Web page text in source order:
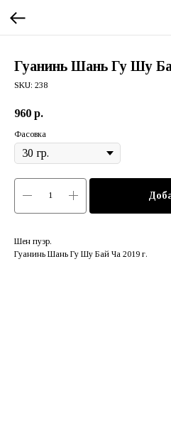
Гуанинь Шань Гу Шу
SKU: 238
960 р.
Фасовка
Шен пуэр.
Гуанинь Шань Гу Шу Бай Ча 2019 г.